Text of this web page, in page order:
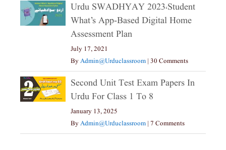
Urdu SWADHYAY 2023،Student
What’s App-Based Digital Home
Assessment Plan
July 17, 2021
ByAdmin@urduclassroom | 30 Comments
Second Unit Test Exam Papers In
Urdu For Class 1 To 8
January 13, 2025
ByAdmin@urduclassroom | 7 Comments